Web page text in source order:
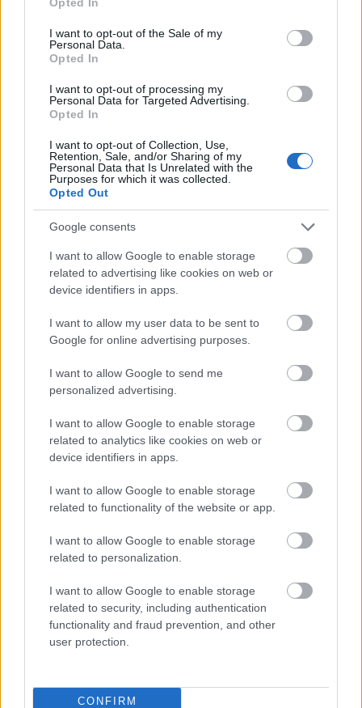
use your data for below specified purposes in below Google
consent section.
I want to opt-out of the Sale of my
Personal Data.
Opted In
I want to opt-out of processing my
Personal Data for Targeted Advertising.
Opted In
I want to opt-out of Collection, Use,
Retention, Sale, and/or Sharing of my
Personal Data that Is Unrelated with the
Purposes for which it was collected.
Opted Out
Google consents
I want to allow Google to enable storage
related to advertising like cookies on web or
device identifiers in apps.
I want to allow my user data to be sent to
Google for online advertising purposes.
I want to allow Google to send me
personalized advertising.
I want to allow Google to enable storage
related to analytics like cookies on web or
device identifiers in apps.
I want to allow Google to enable storage
related to functionality of the website or app.
I want to allow Google to enable storage
related to personalization.
I want to allow Google to enable storage
related to security, including authentication
functionality and fraud prevention, and other
user protection.
CONFIRM
Az ötödik adás a szabadkai Kosztolányi Dezső
Színház és a MASZK Egyesület együttműködésében
születettPass-port Subotica/Szabadka - A démonok
városahazai bemutatóján készült: